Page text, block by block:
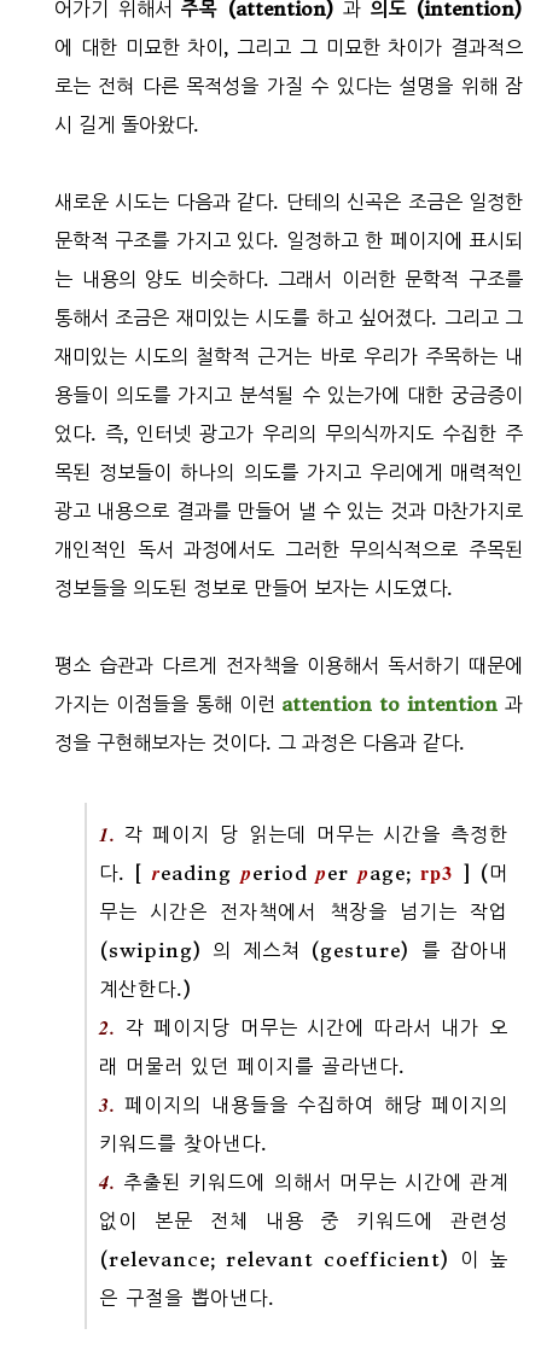
어가기 위해서 주목 (attention) 과 의도 (intention)
에 대한 미묘한 차이, 그리고 그 미묘한 차이가 결과적으
로는 전혀 다른 목적성을 가질 수 있다는 설명을 위해 잠
시 길게 돌아왔다.
새로운 시도는 다음과 같다. 단테의 신곡은 조금은 일정한
문학적 구조를 가지고 있다. 일정하고 한 페이지에 표시되
는 내용의 양도 비슷하다. 그래서 이러한 문학적 구조를
통해서 조금은 재미있는 시도를 하고 싶어졌다. 그리고 그
재미있는 시도의 철학적 근거는 바로 우리가 주목하는 내
용들이 의도를 가지고 분석될 수 있는가에 대한 궁금증이
었다. 즉, 인터넷 광고가 우리의 무의식까지도 수집한 주
목된 정보들이 하나의 의도를 가지고 우리에게 매력적인
광고 내용으로 결과를 만들어 낼 수 있는 것과 마찬가지로
개인적인 독서 과정에서도 그러한 무의식적으로 주목된
정보들을 의도된 정보로 만들어 보자는 시도였다.
평소 습관과 다르게 전자책을 이용해서 독서하기 때문에
가지는 이점들을 통해 이런 attention to intention 과
정을 구현해보자는 것이다. 그 과정은 다음과 같다.
1. 각 페이지 당 읽는데 머무는 시간을 측정한
다. [readingperiodperpage; rp3 ] (머
무는 시간은 전자책에서 책장을 넘기는 작업
(swiping) 의 제스쳐 (gesture) 를 잡아내
계산한다.)
2. 각 페이지당 머무는 시간에 따라서 내가 오
래 머물러 있던 페이지를 골라낸다.
3. 페이지의 내용들을 수집하여 해당 페이지의
키워드를 찾아낸다.
4. 추출된 키워드에 의해서 머무는 시간에 관계
없이 본문 전체 내용 중 키워드에 관련성
(relevance; relevant coefficient) 이 높
은 구절을 뽑아낸다.